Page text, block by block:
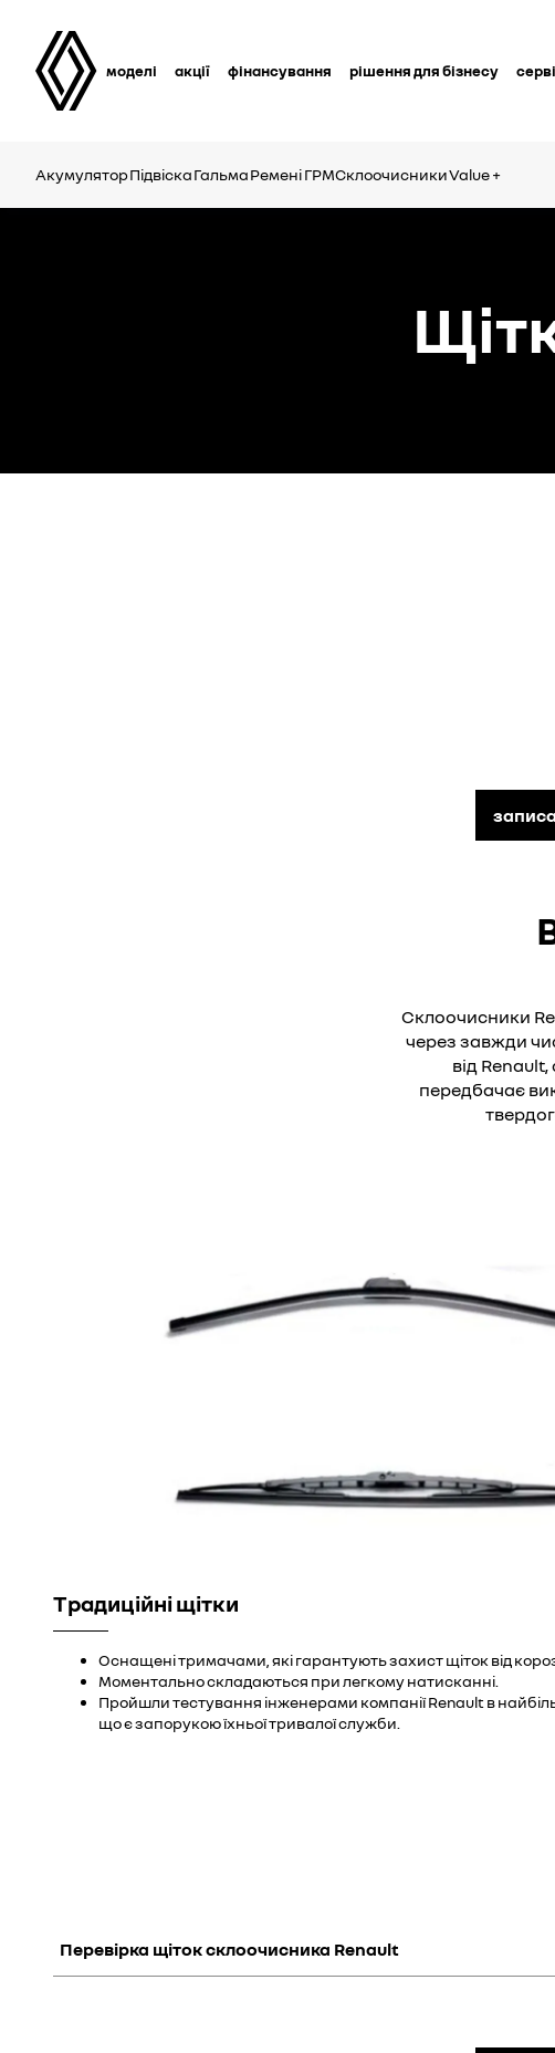
моделі акції фінансування рішення для бізнесу
АкумуляторПідвіскаГальмаРемені ГРМСклоочисникиValue +
Склоочисники
через завжди
від
передбачає
Традиційні щітки
Оснащені тримачами, які гарантують захист щіток від
Моментально складаються при легкому натисканні.
Пройшли тестування інженерами компанії Renault в
що є запорукою їхньої тривалої служби.
Перевірка щіток склоочисника Renault